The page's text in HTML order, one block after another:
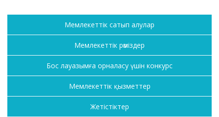
Мемлекеттік сатып алулар
Мемлекеттік рәміздер
Бос лауазымға орналасу үшін конкурс
Мемлекеттік қызметтер
Жетістіктер